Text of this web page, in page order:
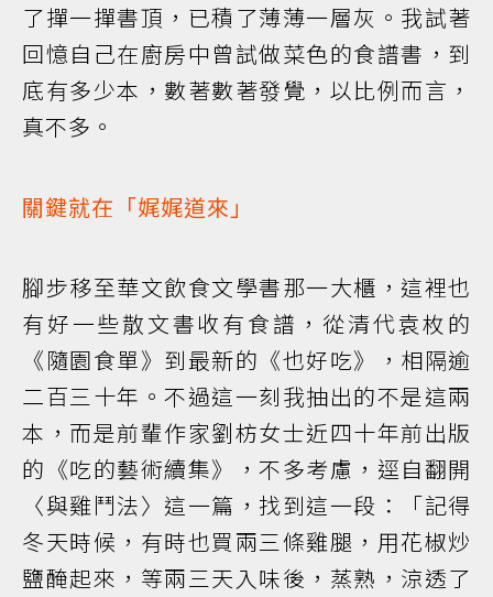
了撣一撣書頂，已積了薄薄一層灰。我試著
回憶自己在廚房中曾試做菜色的食譜書，到
底有多少本，數著數著發覺，以比例而言，
真不多。
關鍵就在「娓娓道來」
腳步移至華文飲食文學書那一大櫃，這裡也
有好一些散文書收有食譜，從清代袁枚的
《隨園食單》到最新的《也好吃》，相隔逾
二百三十年。不過這一刻我抽出的不是這兩
本，而是前輩作家劉枋女士近四十年前出版
的《吃的藝術續集》，不多考慮，逕自翻開
〈與雞鬥法〉這一篇，找到這一段：「記得
冬天時候，有時也買兩三條雞腿，用花椒炒
鹽醃起來，等兩三天入味後，蒸熟，涼透了